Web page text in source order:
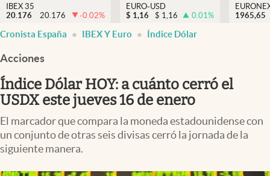
USA
Criptomonedas
España
NOTICIAS
FINANZAS
EURO
IBEX 35
20.176
20.176 -0.02%
EURO-USD
$ 1,16 $ 1,16 0.01%
1965,65
Cronista España IBEX Y Euro Índice Dólar
Acciones
Índice Dólar HOY: a cuánto cerró el
USDX este jueves 16 de enero
El marcador que compara la moneda estadounidense con
un conjunto de otras seis divisas cerró la jornada de la
siguiente manera.